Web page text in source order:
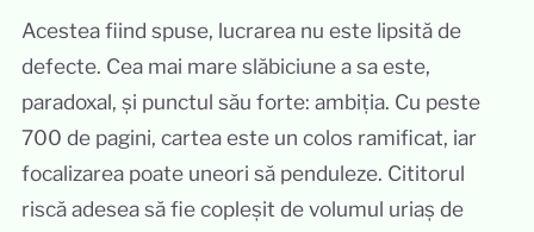
Acestea fiind spuse, lucrarea nu este lipsită de
defecte. Cea mai mare slăbiciune a sa este,
paradoxal, și punctul său forte: ambiția. Cu peste
700 de pagini, cartea este un colos ramificat, iar
focalizarea poate uneori să penduleze. Cititorul
riscă adesea să fie copleșit de volumul uriaș de